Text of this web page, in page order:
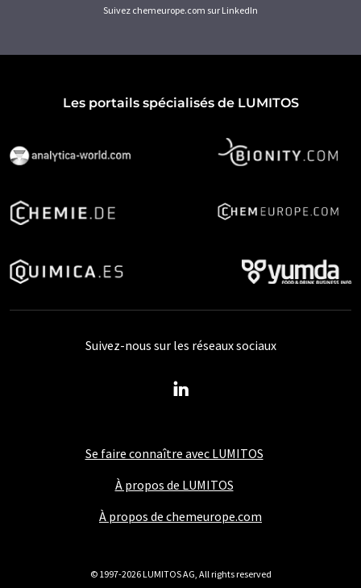
Suivez chemeurope.com sur LinkedIn
Les portails spécialisés de LUMITOS
Se faire connaître avec LUMITOS
À propos de LUMITOS
À propos de chemeurope.com
Suivez-nous sur les réseaux sociaux
© 1997-2026 LUMITOS AG, All rights reserved